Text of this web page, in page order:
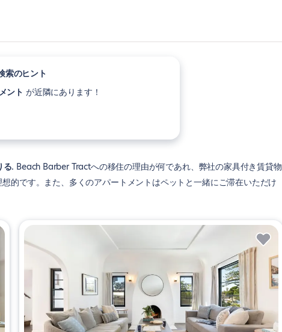
索のヒント
ント が近隣にあります！
る Beach Barber Tractへの移住の理由が何であれ、弊社の家具付き賃貸物
的です。また、多くのアパートメントはペットと一緒にご滞在いただけ